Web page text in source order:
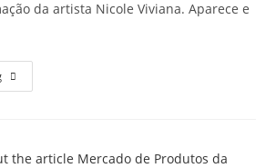
da artista Nicole Viviana. Aparece e